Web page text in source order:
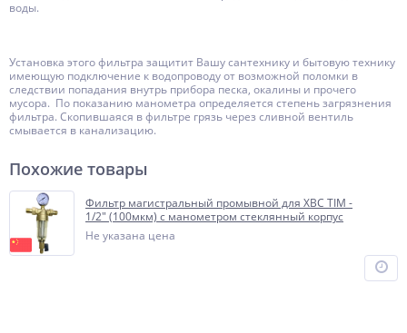
воды.
Установка этого фильтра защитит Вашу сантехнику и бытовую технику
имеющую подключение к водопроводу от возможной поломки в
следствии попадания внутрь прибора песка, окалины и прочего
мусора. По показанию манометра определяется степень загрязнения
фильтра. Скопившаяся в фильтре грязь через сливной вентиль
смывается в канализацию.
Похожие товары
Фильтр магистральный промывной для ХВС TIM -
1/2" (100мкм) с манометром стеклянный корпус
Не указана цена